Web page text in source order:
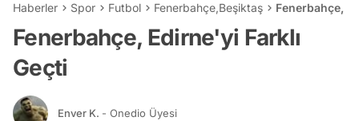
Haberler Spor Futbol Fenerbahçe,Beşiktaş Fenerbahçe,
Fenerbahçe, Edirne'yi Farklı
Geçti
Enver K. - Onedio Üyesi